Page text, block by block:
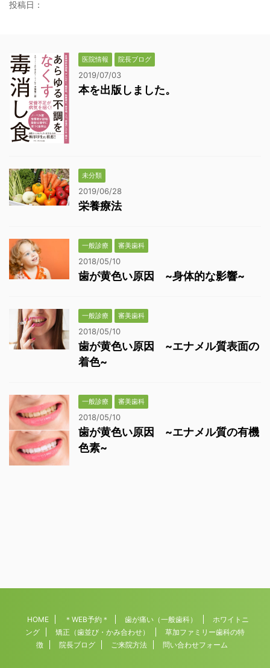
投稿日：
医院情報 院長ブログ
2019/07/03
本を出版しました。
未分類
2019/06/28
栄養療法
一般診療 審美歯科
2018/05/10
歯が黄色い原因 ~身体的な影響~
一般診療 審美歯科
2018/05/10
歯が黄色い原因 ~エナメル質表面の
着色~
一般診療 審美歯科
2018/05/10
歯が黄色い原因 ~エナメル質の有機
色素~
HOME ＊WEB予約＊ 歯が痛い（一般歯科）
ホワイトニ
ング
矯正（歯並び・かみ合わせ）
草加ファミリー歯科の特
徴
院長ブログ ご来院方法 問い合わせフォーム